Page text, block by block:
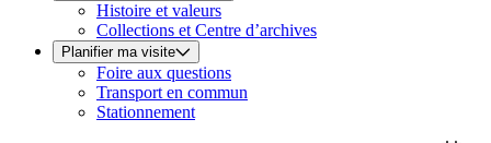
Histoire et valeurs
Collections et Centre d’archives
Planifier ma visite
Foire aux questions
Transport en commun
Stationnement